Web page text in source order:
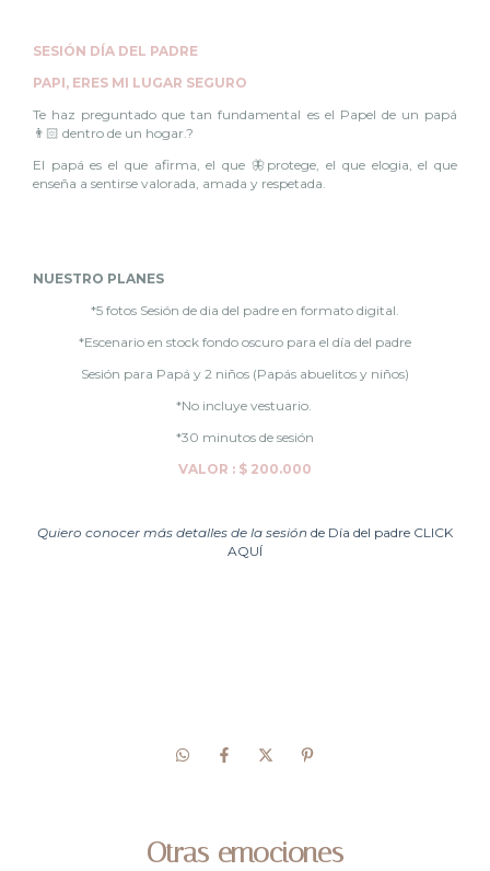
SESIÓN DÍA DEL PADRE
PAPI, ERES MI LUGAR SEGURO
Te haz preguntado que tan fundamental es el Papel de un papá
👨🏻 dentro de un hogar.?
El papá es el que afirma, el que 🦋protege, el que elogia, el que
enseña a sentirse valorada, amada y respetada.
NUESTRO PLANES
*5 fotos Sesión de dia del padre en formato digital.
*Escenario en stock fondo oscuro para el día del padre
Sesión para Papá y 2 niños (Papás abuelitos y niños)
*No incluye vestuario.
*30 minutos de sesión
VALOR : $ 200.000
Quiero conocer más detalles de la sesión de Día del padre CLICK
AQUÍ
Otras emociones